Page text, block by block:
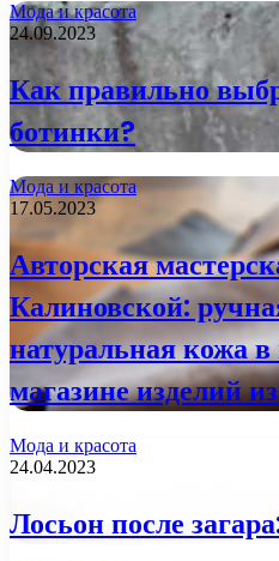
Мода и красота
24.09.2023
Как правильно
ботинки?
Мода и красота
17.05.2023
Авторская
Калиновской:
натуральная кожа
магазине изделий
Мода и красота
24.04.2023
Лосьон после